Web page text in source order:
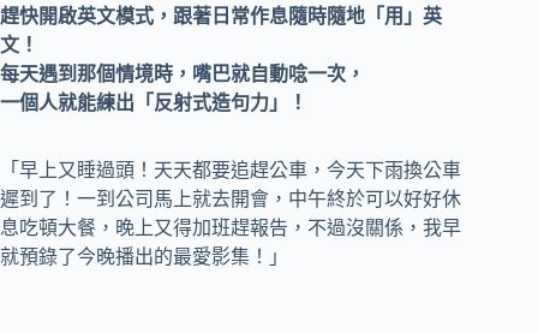
趕快開啟英文模式，跟著日常作息隨時隨地「用」英
文！
每天遇到那個情境時，嘴巴就自動唸一次，
一個人就能練出「反射式造句力」！
「早上又睡過頭！天天都要追趕公車，今天下雨換公車
遲到了！一到公司馬上就去開會，中午終於可以好好休
息吃頓大餐，晚上又得加班趕報告，不過沒關係，我早
就預錄了今晚播出的最愛影集！」